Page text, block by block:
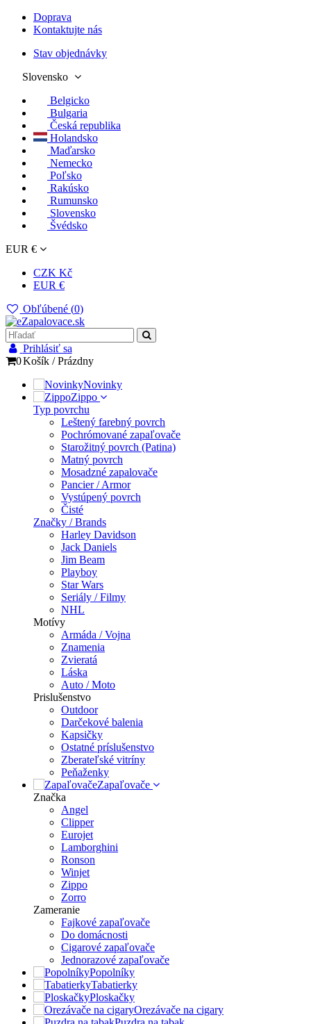
Doprava
Kontaktujte nás
Stav objednávky
Slovensko
Belgicko
Bulgaria
Česká republika
Holandsko
Maďarsko
Nemecko
Poľsko
Rakúsko
Rumunsko
Slovensko
Švédsko
EUR €
CZK Kč
EUR €
Obľúbené (0)
Prihlásiť sa
0Košík /Prázdny
Novinky
Zippo
Typ povrchu
Leštený farebný povrch
Pochrómované zapaľovače
Starožitný povrch (Patina)
Matný povrch
Mosadzné zapalovače
Pancier / Armor
Vystúpený povrch
Čisté
Značky / Brands
Harley Davidson
Jack Daniels
Jim Beam
Playboy
Star Wars
Seriály / Filmy
NHL
Motívy
Armáda / Vojna
Znamenia
Zvieratá
Láska
Auto / Moto
Prislušenstvo
Outdoor
Darčekové balenia
Kapsičky
Ostatné príslušenstvo
Zberateľské vitríny
Peňaženky
Zapaľovače
Značka
Angel
Clipper
Eurojet
Lamborghini
Ronson
Winjet
Zippo
Zorro
Zameranie
Fajkové zapaľovače
Do domácnosti
Cigarové zapaľovače
Jednorazové zapaľovače
Popolníky
Tabatierky
Ploskačky
Orezávače na cigary